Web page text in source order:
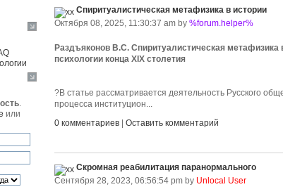
.
или
Спиритуалистическая метафизика в истории
Октября 08, 2025, 11:30:37 am by%forum.helper%
Раздъяконов В.С. Спиритуалистическая метафизика
психологии конца XIX столетия
?В статье рассматривается деятельность Русского
процесса институцион...
0 комментариев |Оставить комментарий
Скромная реабилитация паранормального
Сентября 28, 2023, 06:56:54 pm by Unlocal User